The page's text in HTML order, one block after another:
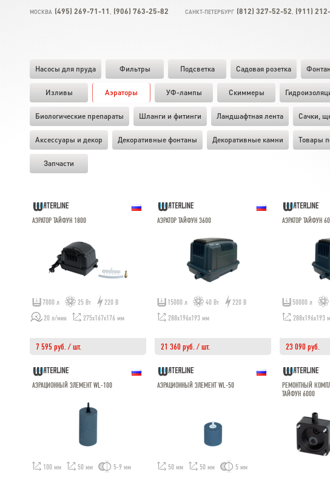
МОСКВА (495) 269-71-11 (906) 763-25-82 САНКТ-ПЕТЕРБУРГ (812) 327-52-52 (911)
Насосы для пруда Фильтры Подсветка Садовая розетка
Изливы Аэраторы УФ-лампы Скиммеры
Биологические препараты Шланги и фитинги Ландшафтная лента Cачки,
Аксессуары и декор Декоративные фонтаны Декоративные камни Товары
Запчасти
АЭРАТОР ТАЙФУН 1800
7000 л 25 Вт
220 В
20 л/мин
275x167x176 мм
7 595 руб. / шт.
АЭРАТОР ТАЙФУН 3600
15000 л 40 Вт
220 В
288x196x193 мм
21 360 руб. / шт.
АЭРАТОР ТАЙФУН
50000 л
288x196x193
23 090 руб.
АЭРАЦИОННЫЙ ЭЛЕМЕНТ WL-100
100 мм 50 мм 5-9 мм
АЭРАЦИОННЫЙ ЭЛЕМЕНТ WL-50
50 мм 50 мм 5 мм
РЕМОНТНЫЙ
ТАЙФУН 6000